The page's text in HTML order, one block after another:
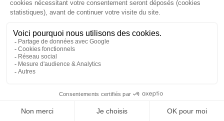
NOUS CONTACTER
NOUS LOCALISER
Honoraires Plan du site Mentions légales
Septeo Digital & Services © 2019